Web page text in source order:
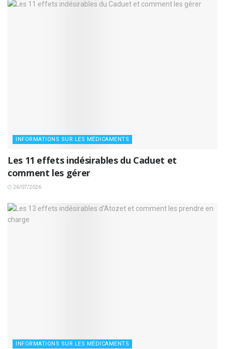
INFORMATIONS SUR LES MÉDICAMENTS
Les 11 effets indésirables du Caduet et
comment les gérer
26/07/2026
INFORMATIONS SUR LES MÉDICAMENTS